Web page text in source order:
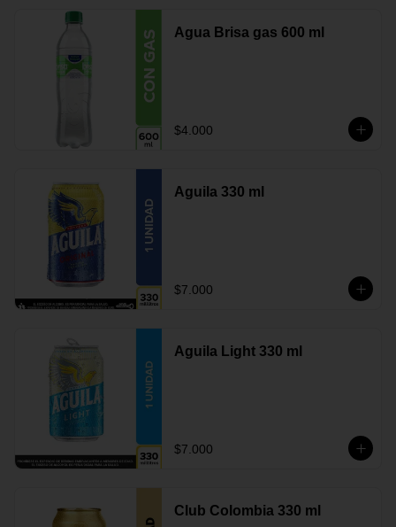
Agua Brisa gas 600 ml
$4.000
Aguila 330 ml
$7.000
Aguila Light 330 ml
$7.000
Club Colombia 330 ml